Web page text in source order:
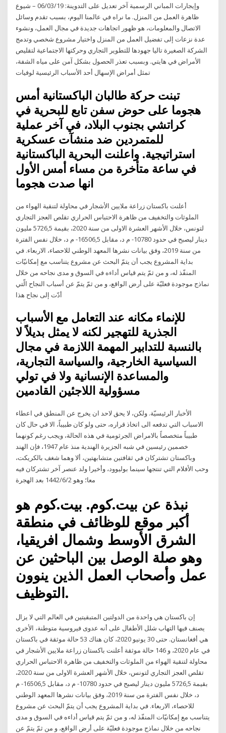
وإيجارات المباني الرسمية آخر تعديل على التدوينة: 06/03/19 – شيوع
ظاهرة العمل من المنزل. ما نراه في عالمنا اليوم، بسبب تقدم وسائل
الاتصال والمعلومات، هو ظهور اتجاهات جديدة في مجال العمل، ونشوء
عدة نزعات إلى تفضيل العمل من المنزل واختيار مشروع شخصي وتدمج
الشركة الصغيرة تاليا جهودها للتطوير التجاري وحركتها الاجتماعية لتقليص
الأمراض في هايتي. وبسبب تعذر الحصول بشكل آمن على مياه الشفة،
تمثل أمراض الإسهال أحد الأسباب الرئيسية لوفيات
تبنت حركة طالبان الباكستانية أمس
هجوما على حوض سفن تابع للبحرية في
كراتشي بجنوب البلاد، في آخر عملية
للمتمردين ضد منشآت عسكرية
استراتيجية. واعلنت البحرية الباكستانية
في ساعة متأخرة من مساء أمس الأول
انها صدت هجوما
أعلنت باكستان زراعة ملايين الأشجار في محاولة لتنقية الهواء من
الملوثات والتخفيف من ظاهرة الاحتباس الحراري تقلص العجز التجاري
لتونس، خلال الأشهر العشرة الاولى من سنة 2020، بقيمة 5726,5 مليون
دينار ليصبح في حدود 10780- م د، مقابل 16506,5- م د، خلال نفس الفترة
من سنة 2019، وفق بيانات نشرها المعهد الوطني للاحصاء، الاربعاء. في
بداية المشروع يجب أن يتمّ البحث عن مشروع يتناسب مع إمكانيّات
المنفّذ له، و من ثمّ يتم قياس أداءه في السوق و مدى نجاحه من خلال
نماذج موجودة فعليّة على أرض الواقع، و من ثمّ يتمّ عن أسباب النجاح الّتي
أدّت إلى نجاح هذا
للإنماء مكانه عند التعامل مع الأسباب
الجذرية للتهجير لكنه لا يمثل بديلاً لا
بالنسبة للتدابير المهمة اللازمة في مجال
السياسية الخارجية، والسياسة التجارية،
والمساعدة الإنسانية ولا في تولي
مسؤولية اللاجئين القادمين
الأخبار الرئيسيّة. ولكن، لا يحق لاحد ان يخرج عن المنطق في اعطاء
الاسباب التي تدفعه الى اتخاذ قراره، حتى ولو كان طبيباً، الا في حال كان
طبيباً متخصصاً بالامراض الجرثومية في هذه الحالة، ويجب رغم كونهما
خصمين رئيسين في شبه الجزيرة الهندية منذ عام 1947، فإن الهند
وباكستان تشتركان في ثقافتين متشابهتين، ألا وهما شغف بالكريكت،
وحب الأفلام التي تنتجها سينما بوليوود، وأخيرا ولد عنصر آخر تشتركان فيه
معا؛ وهو 2‏‏/6‏‏/1442 بعد الهجرة
نبذة عن بيت.كوم. بيت.كوم هو
أكبر موقع للوظائف في منطقة
الشرق الأوسط وشمال افريقيا،
وهو صلة الوصل بين الباحثين عن
عمل وأصحاب العمل الذين ينوون
التوظيف.
إن باكستان هي واحدة من الدولتين المتبقيتين في العالم التي لا يزال
يصنف فيها التهاب شلل الأطفال على أنه عدوى فيروسية متوطنة، الأخرى
هي أفغانستان. حتى 30 يونيو 2020، كان هناك 53 حالة موثقة في باكستان
في عام 2020، و 146 حالة موثقة أعلنت باكستان زراعة ملايين الأشجار في
محاولة لتنقية الهواء من الملوثات والتخفيف من ظاهرة الاحتباس الحراري
تقلص العجز التجاري لتونس، خلال الأشهر العشرة الاولى من سنة 2020،
بقيمة 5726,5 مليون دينار ليصبح في حدود 10780- م د، مقابل 16506,5- م
د، خلال نفس الفترة من سنة 2019، وفق بيانات نشرها المعهد الوطني
للاحصاء، الاربعاء. في بداية المشروع يجب أن يتمّ البحث عن مشروع
يتناسب مع إمكانيّات المنفّذ له، و من ثمّ يتم قياس أداءه في السوق و مدى
نجاحه من خلال نماذج موجودة فعليّة على أرض الواقع، و من ثمّ يتمّ عن